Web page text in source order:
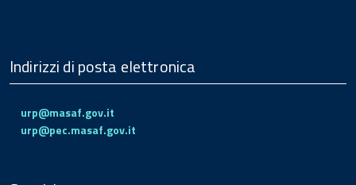
Indirizzi di posta elettronica
urp@masaf.gov.it
urp@pec.masaf.gov.it